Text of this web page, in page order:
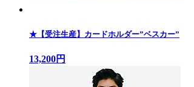
★【受注生産】カードホルダー”ベスカー”
13,200円